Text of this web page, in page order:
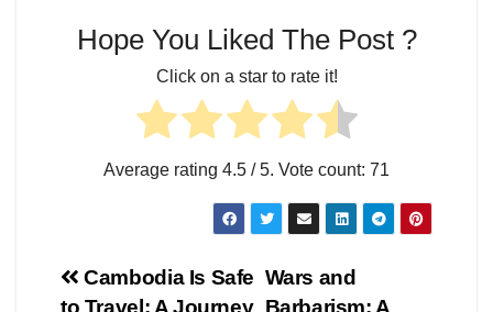
Hope You Liked The Post ?
Click on a star to rate it!
Average rating 4.5 / 5. Vote count: 71
Post
Wars and
Barbarism: A
Cambodia Is Safe
to Travel: A Journey